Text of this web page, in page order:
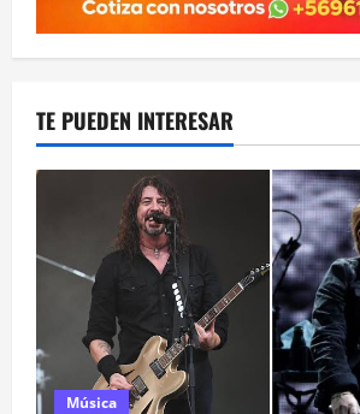
TE PUEDEN INTERESAR
Música